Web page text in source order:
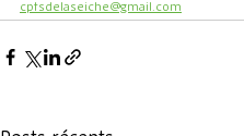
cptsdelaseiche@gmail.com